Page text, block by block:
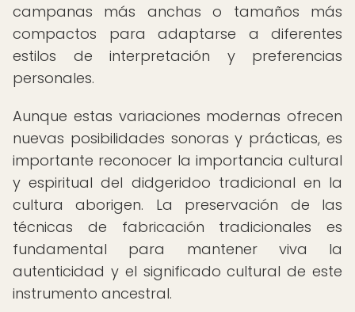
campanas más anchas o tamaños más
compactos para adaptarse a diferentes
estilos de interpretación y preferencias
personales.
Aunque estas variaciones modernas ofrecen
nuevas posibilidades sonoras y prácticas, es
importante reconocer la importancia cultural
y espiritual del didgeridoo tradicional en la
cultura aborigen. La preservación de las
técnicas de fabricación tradicionales es
fundamental para mantener viva la
autenticidad y el significado cultural de este
instrumento ancestral.